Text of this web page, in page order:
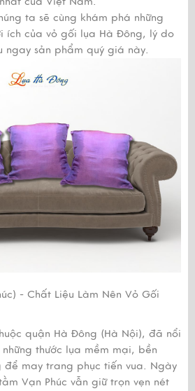
ta sẽ cùng khám phá những
của vỏ gối lụa Hà Đông, lý do
ngay sản phẩm quý giá này.
- Chất Liệu Làm Nên Vỏ Gối
quận Hà Đông (Hà Nội), đã nổi
thước lụa mềm mại, bền
may trang phục tiến vua. Ngày
Vạn Phúc vẫn giữ trọn vẹn nét